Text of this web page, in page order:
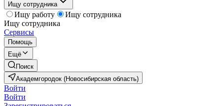
Ищу сотрудника
Ищу работу
Ищу сотрудника
Ищу сотрудника
Сервисы
Помощь
Ещё
Поиск
Академгородок (Новосибирская область)
Войти
Войти